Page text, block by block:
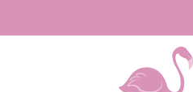
-10% avec le